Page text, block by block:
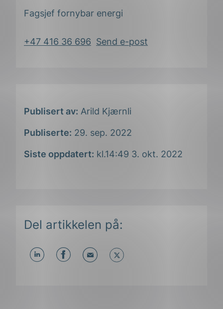
Fagsjef fornybar energi
+47 416 36 696 Send e-post
Publisert av: Arild Kjærnli
Publiserte: 29. sep. 2022
Siste oppdatert: kl.14:49 3. okt. 2022
Del artikkelen på: